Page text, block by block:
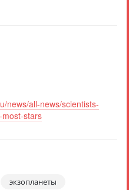
news/all-news/scientists-
stars
экзопланеты